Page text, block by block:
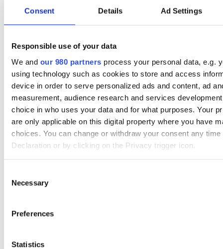
Consent Details Ad Settings
Responsible use of your data
We and our 980 partners process your personal data, e.g.
using technology such as cookies to store and access
device in order to serve personalized ads and content, ad
measurement, audience research and services
choice in who uses your data and for what purposes. Your
are only applicable on this digital property where you have
choices. You can change or withdraw your consent any
Declaration or by clicking on the Privacy trigger icon.
preferences in the
features and to analyse our traffic. We also share
combine it with other information that you’ve provided to
Selection
Necessary
Preferences
Statistics